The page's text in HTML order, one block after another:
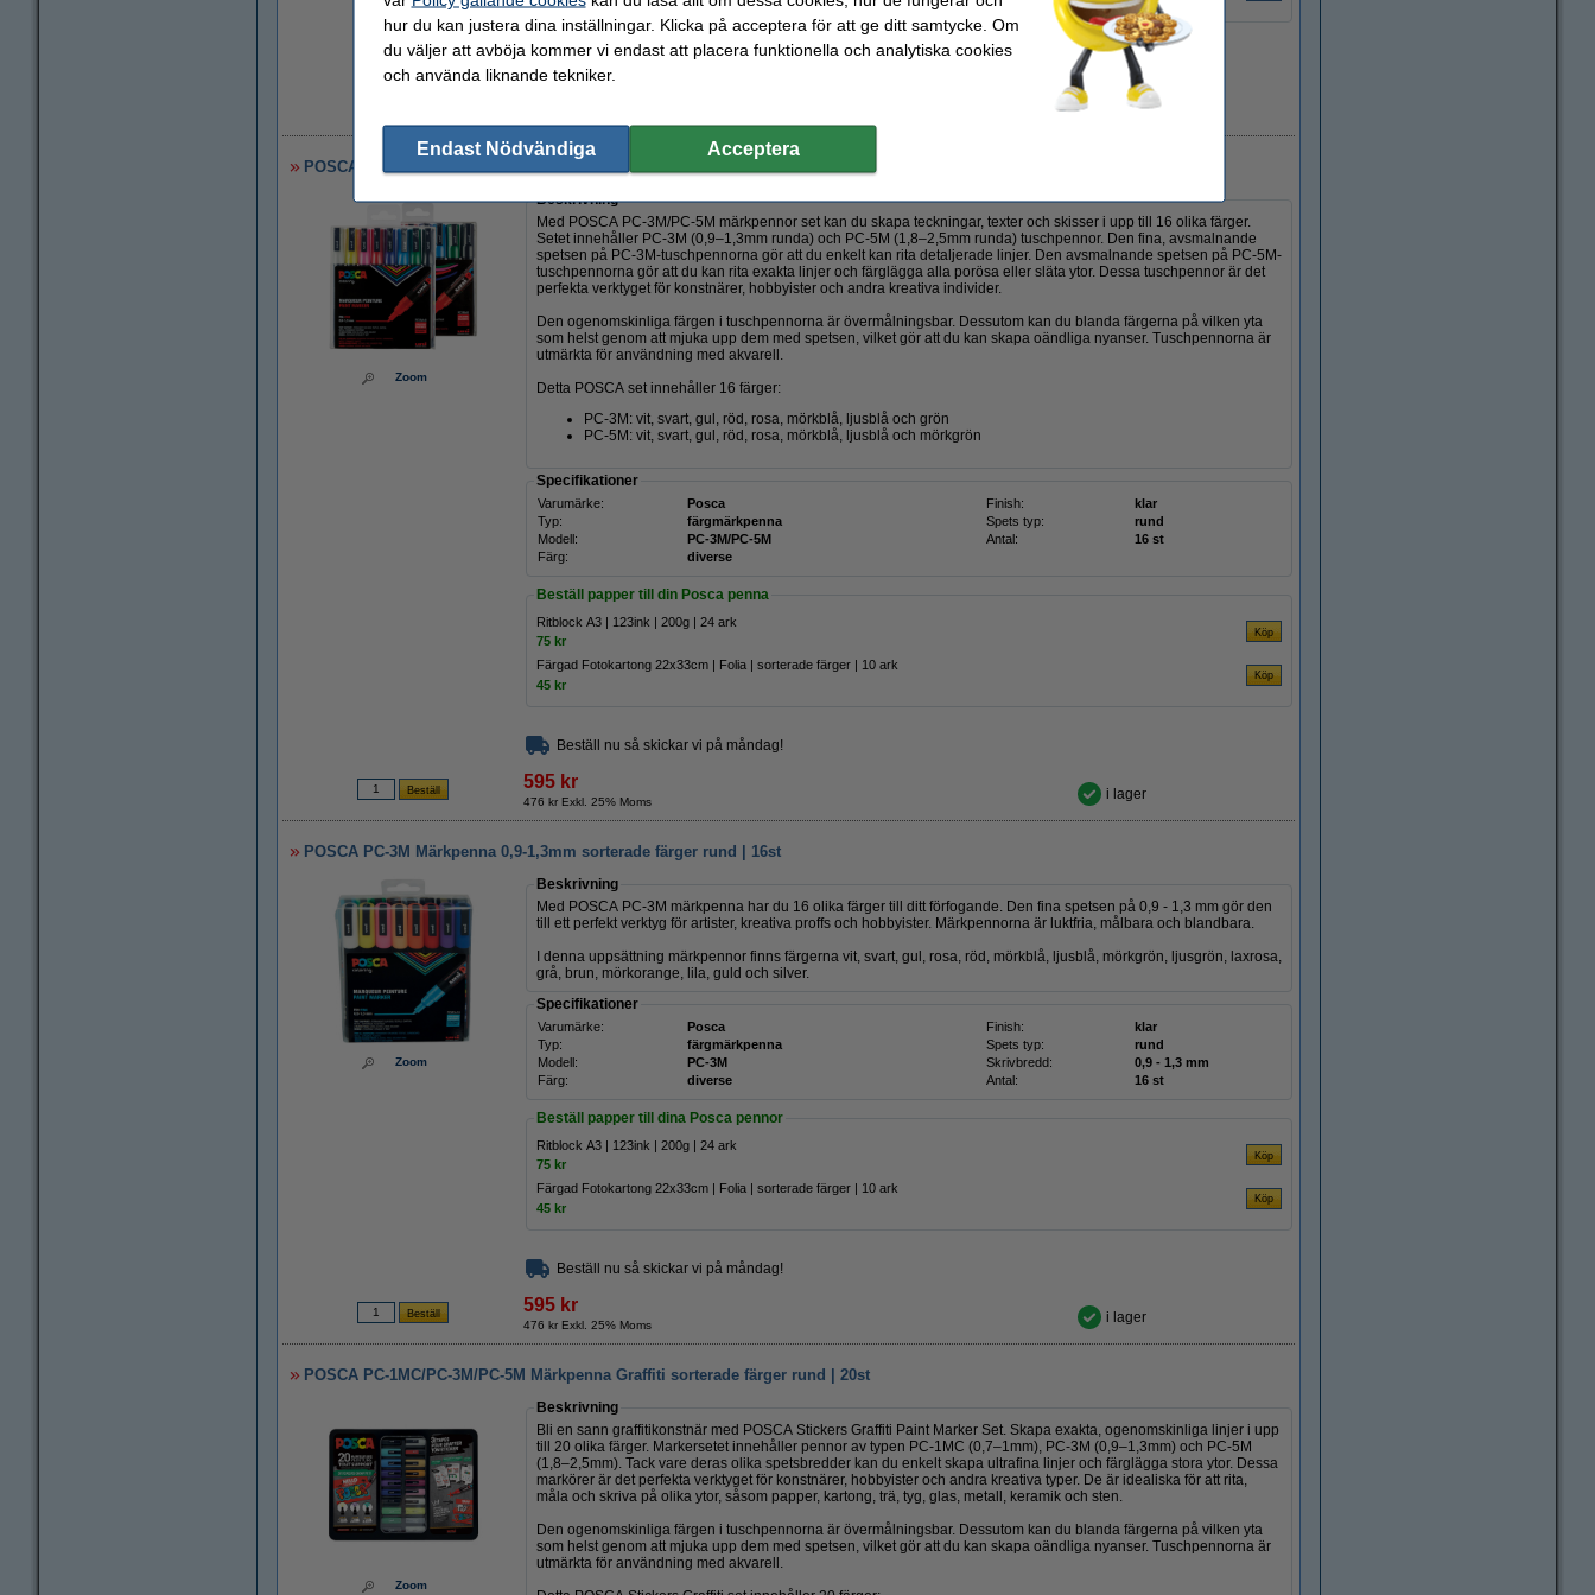
Beställ nu så skickar vi på måndag!
i lager
POSCA PC-3M/PC-5M Märkpenna 0,9-1,3mm/1,8-2,5mm sorterade färger rund | 16st
Zoom
Beskrivning
Med POSCA PC-3M/PC-5M märkpennor set kan du skapa teckningar, texter och skisser i upp till 16 olika färger.
Setet innehåller PC-3M (0,9–1,3mm runda) och PC-5M (1,8–2,5mm runda) tuschpennor. Den fina, avsmalnande
spetsen på PC-3M-tuschpennorna gör att du enkelt kan rita detaljerade linjer. Den avsmalnande spetsen på PC-5M-
tuschpennorna gör att du kan rita exakta linjer och färglägga alla porösa eller släta ytor. Dessa tuschpennor är det
perfekta verktyget för konstnärer, hobbyister och andra kreativa individer.
Den ogenomskinliga färgen i tuschpennorna är övermålningsbar. Dessutom kan du blanda färgerna på vilken yta
som helst genom att mjuka upp dem med spetsen, vilket gör att du kan skapa oändliga nyanser. Tuschpennorna är
utmärkta för användning med akvarell.
Detta POSCA set innehåller 16 färger:
PC-3M: vit, svart, gul, röd, rosa, mörkblå, ljusblå och grön
PC-5M: vit, svart, gul, röd, rosa, mörkblå, ljusblå och mörkgrön
Specifikationer
Varumärke: Posca Finish:
klar
Typ:
färgmärkpenna Spets typ:
rund
Modell:
PC-3M/PC-5M Antal:
16 st
Färg:
diverse
Beställ papper till din Posca penna
Ritblock A3 | 123ink | 200g | 24 ark
75 kr
Färgad Fotokartong 22x33cm | Folia | sorterade färger | 10 ark
45 kr
Beställ nu så skickar vi på måndag!
595 kr
476 kr Exkl. 25% Moms i lager
POSCA PC-3M Märkpenna 0,9-1,3mm sorterade färger rund | 16st
Zoom
Beskrivning
Med POSCA PC-3M märkpenna har du 16 olika färger till ditt förfogande. Den fina spetsen på 0,9 - 1,3 mm gör den
till ett perfekt verktyg för artister, kreativa proffs och hobbyister. Märkpennorna är luktfria, målbara och blandbara.
I denna uppsättning märkpennor finns färgerna vit, svart, gul, rosa, röd, mörkblå, ljusblå, mörkgrön, ljusgrön, laxrosa,
grå, brun, mörkorange, lila, guld och silver.
Specifikationer
Varumärke: Posca Finish:
klar
Typ:
färgmärkpenna Spets typ:
rund
Modell:
PC-3M Skrivbredd:
0,9 - 1,3 mm
Färg:
diverse Antal: 16 st
Beställ papper till dina Posca pennor
Ritblock A3 | 123ink | 200g | 24 ark
75 kr
Färgad Fotokartong 22x33cm | Folia | sorterade färger | 10 ark
45 kr
Beställ nu så skickar vi på måndag!
595 kr
476 kr Exkl. 25% Moms i lager
POSCA PC-1MC/PC-3M/PC-5M Märkpenna Graffiti sorterade färger rund | 20st
Zoom
Beskrivning
Bli en sann graffitikonstnär med POSCA Stickers Graffiti Paint Marker Set. Skapa exakta, ogenomskinliga linjer i upp
till 20 olika färger. Markersetet innehåller pennor av typen PC-1MC (0,7–1mm), PC-3M (0,9–1,3mm) och PC-5M
(1,8–2,5mm). Tack vare deras olika spetsbredder kan du enkelt skapa ultrafina linjer och färglägga stora ytor. Dessa
markörer är det perfekta verktyget för konstnärer, hobbyister och andra kreativa typer. De är idealiska för att rita,
måla och skriva på olika ytor, såsom papper, kartong, trä, tyg, glas, metall, keramik och sten.
Den ogenomskinliga färgen i tuschpennorna är övermålningsbar. Dessutom kan du blanda färgerna på vilken yta
som helst genom att mjuka upp dem med spetsen, vilket gör att du kan skapa oändliga nyanser. Tuschpennorna är
utmärkta för användning med akvarell.
hur du kan justera dina inställningar. Klicka på acceptera för att ge ditt samtycke. Om
du väljer att avböja kommer vi endast att placera funktionella och analytiska cookies
och använda liknande tekniker.
Endast Nödvändiga Acceptera